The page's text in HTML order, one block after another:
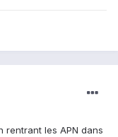
rentrant les APN dans